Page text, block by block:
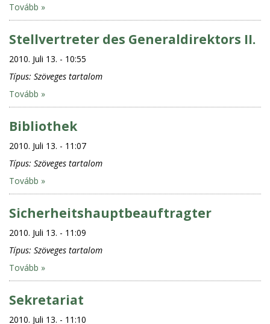
Tovább »
Stellvertreter des Generaldirektors II.
2010. Juli 13. - 10:55
Típus: Szöveges tartalom
Tovább »
Bibliothek
2010. Juli 13. - 11:07
Típus: Szöveges tartalom
Tovább »
Sicherheitshauptbeauftragter
2010. Juli 13. - 11:09
Típus: Szöveges tartalom
Tovább »
Sekretariat
2010. Juli 13. - 11:10